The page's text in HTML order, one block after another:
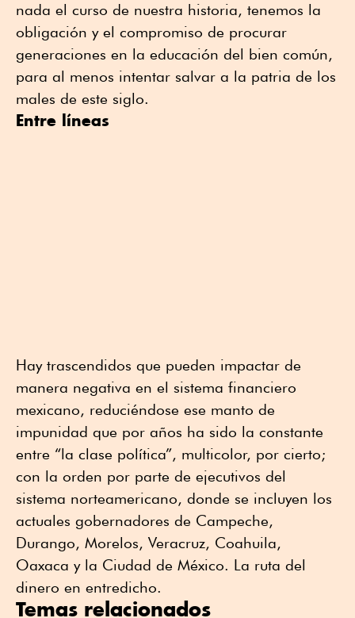
nada el curso de nuestra historia, tenemos la
obligación y el compromiso de procurar
generaciones en la educación del bien común,
para al menos intentar salvar a la patria de los
males de este siglo.
Entre líneas
Hay trascendidos que pueden impactar de
manera negativa en el sistema financiero
mexicano, reduciéndose ese manto de
impunidad que por años ha sido la constante
entre “la clase política”, multicolor, por cierto;
con la orden por parte de ejecutivos del
sistema norteamericano, donde se incluyen los
actuales gobernadores de Campeche,
Durango, Morelos, Veracruz, Coahuila,
Oaxaca y la Ciudad de México. La ruta del
dinero en entredicho.
Temas relacionados